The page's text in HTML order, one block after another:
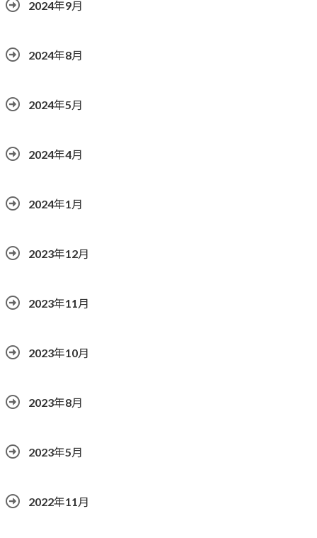
2024年9月
2024年8月
2024年5月
2024年4月
2024年1月
2023年12月
2023年11月
2023年10月
2023年8月
2023年5月
2022年11月